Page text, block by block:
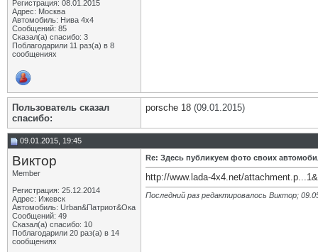
Регистрация: 08.01.2015
Адрес: Москва
Автомобиль: Нива 4х4
Сообщений: 85
Сказал(а) спасибо: 3
Поблагодарили 11 раз(а) в 8
сообщениях
Пользователь сказал
cпасибо:
porsche 18 (09.01.2015)
09.01.2015, 19:45
Виктор
Member
Регистрация: 25.12.2014
Адрес: Ижевск
Автомобиль: Urban&Патриот&Ока
Сообщений: 49
Сказал(а) спасибо: 10
Поблагодарили 20 раз(а) в 14
сообщениях
Re: Здесь публикуем фото своих
http://www.lada-4x4.net/
Последний раз редактировалось Виктор;